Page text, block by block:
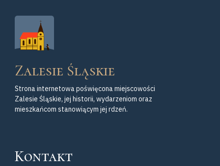
Zalesie Śląskie
Strona internetowa poświęcona miejscowości
Zalesie Śląskie, jej historii, wydarzeniom oraz
mieszkańcom stanowiącym jej rdzeń.
Kontakt